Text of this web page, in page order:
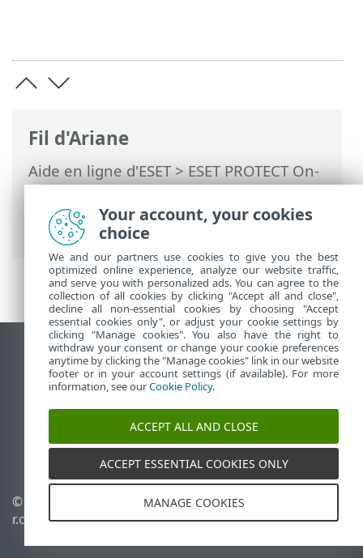
Fil d'Ariane
Aide en ligne d'ESET>ESET PROTECT On-
Prem>Utilisation de ESET PROTECT On-
Prem>ESET PROTECT On-Prem Menu
principal
> Ordinateurs
Afficher le site pour ordinateur de bureau
End of Life
Base de connaissances ESET
ESET Status Portal
Assistance régionale
© 1992 - 2026 ESET, spol. s
r.o. - Tous droits réservés.
Gérer les témoins
Politique relative aux
Your account, your cookies
choice
We and our partners use cookies to give you the best
optimized online experience, analyze our website traffic,
and serve you with personalized ads. You can agree to the
collection of all cookies by clicking "Accept all and close",
decline all non-essential cookies by choosing "Accept
essential cookies only", or adjust your cookie settings by
clicking "Manage cookies". You also have the right to
withdraw your consent or change your cookie preferences
anytime by clicking the "Manage cookies" link in our website
footer or in your account settings (if available). For more
information, see ourCookie Policy.
ACCEPT ALL AND CLOSE
ACCEPT ESSENTIAL COOKIES ONLY
MANAGE COOKIES